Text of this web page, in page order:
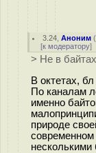
3.24 ,Аноним (
[к модератору]
> Не в
В октетах,
По каналам
именно
природе
современном